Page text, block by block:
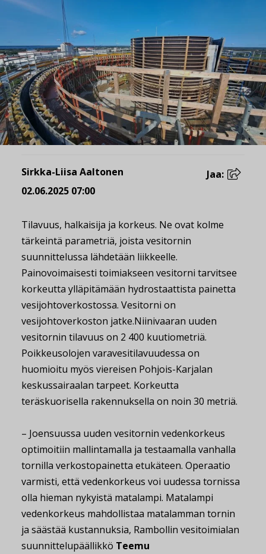
Sirkka-Liisa Aaltonen
02.06.2025 07:00
Jaa:
Tilavuus, halkaisija ja korkeus. Ne ovat kolme
tärkeintä parametriä, joista vesitornin
suunnittelussa lähdetään liikkeelle.
Painovoimaisesti toimiakseen vesitorni tarvitsee
korkeutta ylläpitämään hydrostaattista painetta
vesijohtoverkostossa. Vesitorni on
vesijohtoverkoston jatke.Niinivaaran uuden
vesitornin tilavuus on 2 400 kuutiometriä.
Poikkeusolojen varavesitilavuudessa on
huomioitu myös viereisen Pohjois-Karjalan
keskussairaalan tarpeet. Korkeutta
teräskuorisella rakennuksella on noin 30 metriä.
– Joensuussa uuden vesitornin vedenkorkeus
optimoitiin mallintamalla ja testaamalla vanhalla
tornilla verkostopainetta etukäteen. Operaatio
varmisti, että vedenkorkeus voi uudessa tornissa
olla hieman nykyistä matalampi. Matalampi
vedenkorkeus mahdollistaa matalamman tornin
ja säästää kustannuksia, Rambollin vesitoimialan
suunnittelupäällikkö Teemu